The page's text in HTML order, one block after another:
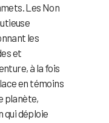
Les Non
les
et
à la fois
en témoins
planète,
qui déploie